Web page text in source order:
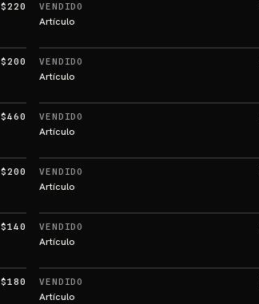
$220 VENDIDO
Artículo
$200 VENDIDO
Artículo
$460 VENDIDO
Artículo
$200 VENDIDO
Artículo
$140 VENDIDO
Artículo
$180 VENDIDO
Artículo